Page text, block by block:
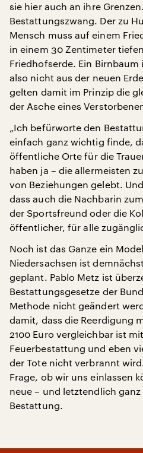
sie hier auch an ihre
Bestattungszwang. Der zu
Mensch muss auf einem
in einem 30 Zentimeter
Friedhofserde. Ein
also nicht aus der neuen
gelten damit im Prinzip die
der Asche eines
„Ich befürworte den
einfach ganz wichtig finde,
öffentliche Orte für die
haben ja – die allermeisten
von Beziehungen gelebt.
dass auch die Nachbarin
der Sportsfreund oder die
öffentlicher, für alle
Noch ist das Ganze ein
Niedersachsen ist
geplant. Pablo Metz ist
Bestattungsgesetze der
Methode nicht geändert
damit, dass die Reerdigung
2100 Euro vergleichbar ist
Feuerbestattung und eben
der Tote nicht verbrannt
Frage, ob wir uns einlassen
neue – und letztendlich
Bestattung.